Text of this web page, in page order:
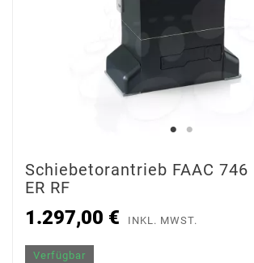
Schiebetorantrieb FAAC 746
ER RF
1.297,00 € INKL. MWST.
Verfügbar